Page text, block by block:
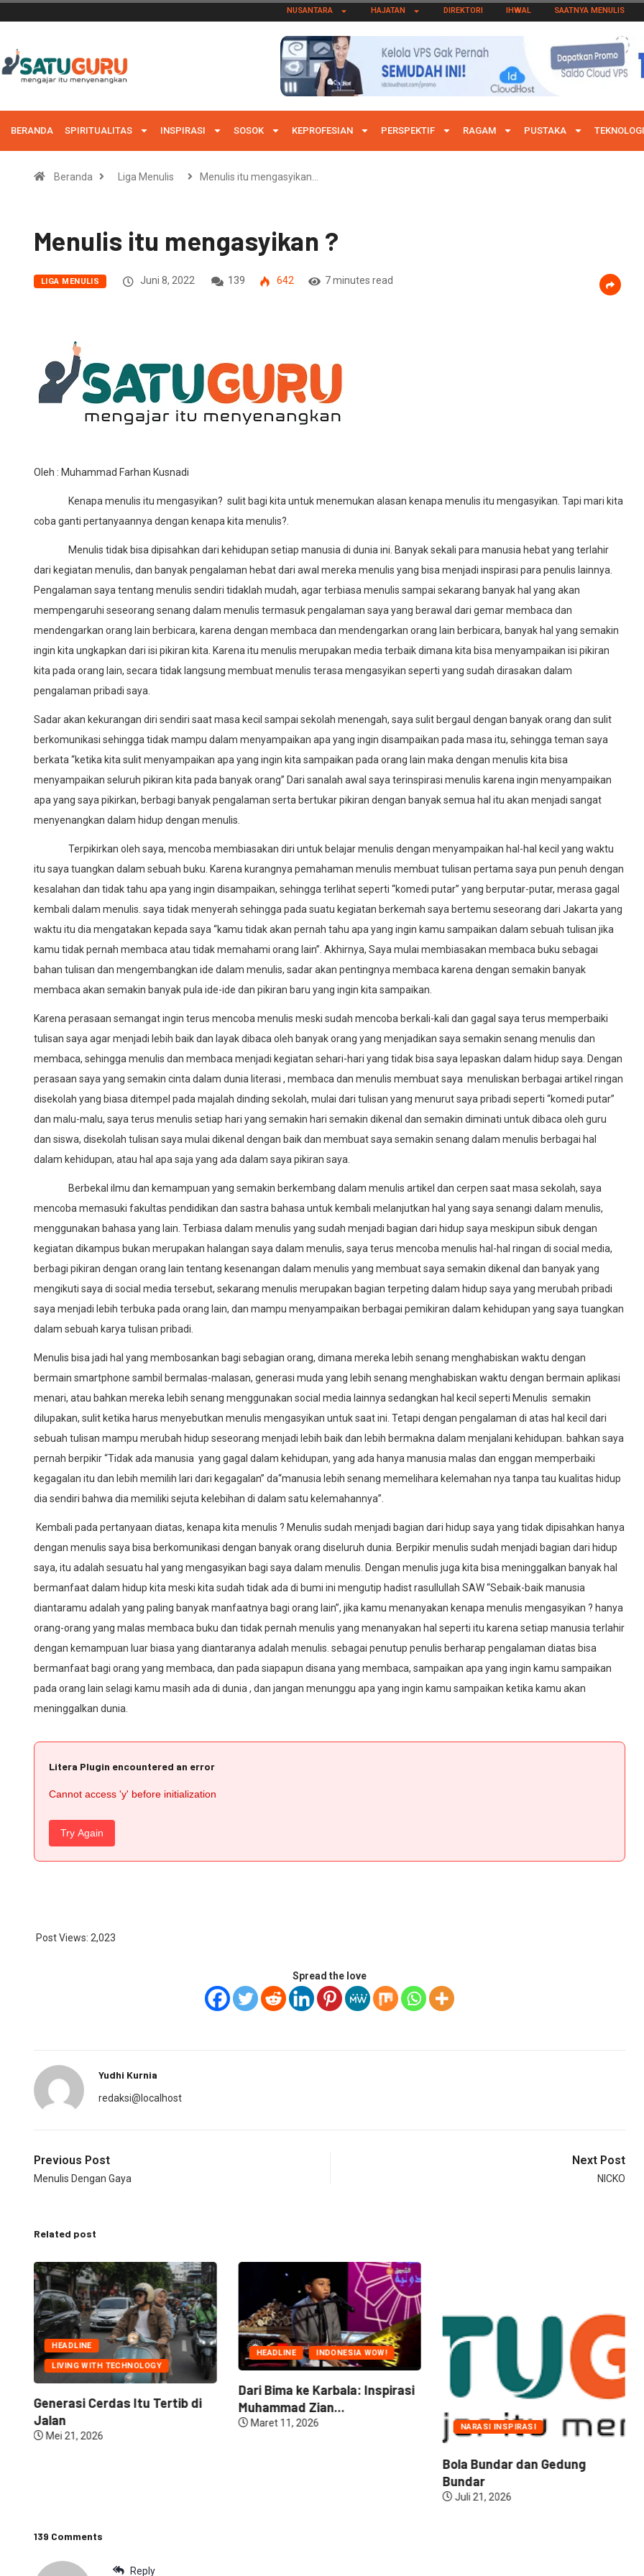
NUSANTARA HAJATAN DIREKTORI IHWAL SAATNYA MENULIS
BERANDA SPIRITUALITAS INSPIRASI SOSOK KEPROFESIAN PERSPEKTIF RAGAM PUSTAKA TEKNOLOGI
Beranda Liga Menulis Menulis itu mengasyikan…
Menulis itu mengasyikan ?
LIGA MENULIS Juni 8, 2022 139 642 7 minutes read
Oleh : Muhammad Farhan Kusnadi
Kenapa menulis itu mengasyikan? sulit bagi kita untuk menemukan alasan kenapa menulis itu mengasyikan. Tapi mari kita
coba ganti pertanyaannya dengan kenapa kita menulis?.
Menulis tidak bisa dipisahkan dari kehidupan setiap manusia di dunia ini. Banyak sekali para manusia hebat yang terlahir
dari kegiatan menulis, dan banyak pengalaman hebat dari awal mereka menulis yang bisa menjadi inspirasi para penulis lainnya.
Pengalaman saya tentang menulis sendiri tidaklah mudah, agar terbiasa menulis sampai sekarang banyak hal yang akan
mempengaruhi seseorang senang dalam menulis termasuk pengalaman saya yang berawal dari gemar membaca dan
mendengarkan orang lain berbicara, karena dengan membaca dan mendengarkan orang lain berbicara, banyak hal yang semakin
ingin kita ungkapkan dari isi pikiran kita. Karena itu menulis merupakan media terbaik dimana kita bisa menyampaikan isi pikiran
kita pada orang lain, secara tidak langsung membuat menulis terasa mengasyikan seperti yang sudah dirasakan dalam
pengalaman pribadi saya.
Sadar akan kekurangan diri sendiri saat masa kecil sampai sekolah menengah, saya sulit bergaul dengan banyak orang dan sulit
berkomunikasi sehingga tidak mampu dalam menyampaikan apa yang ingin disampaikan pada masa itu, sehingga teman saya
berkata “ketika kita sulit menyampaikan apa yang ingin kita sampaikan pada orang lain maka dengan menulis kita bisa
menyampaikan seluruh pikiran kita pada banyak orang” Dari sanalah awal saya terinspirasi menulis karena ingin menyampaikan
apa yang saya pikirkan, berbagi banyak pengalaman serta bertukar pikiran dengan banyak semua hal itu akan menjadi sangat
menyenangkan dalam hidup dengan menulis.
Terpikirkan oleh saya, mencoba membiasakan diri untuk belajar menulis dengan menyampaikan hal-hal kecil yang waktu
itu saya tuangkan dalam sebuah buku. Karena kurangnya pemahaman menulis membuat tulisan pertama saya pun penuh dengan
kesalahan dan tidak tahu apa yang ingin disampaikan, sehingga terlihat seperti “komedi putar” yang berputar-putar, merasa gagal
kembali dalam menulis. saya tidak menyerah sehingga pada suatu kegiatan berkemah saya bertemu seseorang dari Jakarta yang
waktu itu dia mengatakan kepada saya “kamu tidak akan pernah tahu apa yang ingin kamu sampaikan dalam sebuah tulisan jika
kamu tidak pernah membaca atau tidak memahami orang lain”. Akhirnya, Saya mulai membiasakan membaca buku sebagai
bahan tulisan dan mengembangkan ide dalam menulis, sadar akan pentingnya membaca karena dengan semakin banyak
membaca akan semakin banyak pula ide-ide dan pikiran baru yang ingin kita sampaikan.
Karena perasaan semangat ingin terus mencoba menulis meski sudah mencoba berkali-kali dan gagal saya terus memperbaiki
tulisan saya agar menjadi lebih baik dan layak dibaca oleh banyak orang yang menjadikan saya semakin senang menulis dan
membaca, sehingga menulis dan membaca menjadi kegiatan sehari-hari yang tidak bisa saya lepaskan dalam hidup saya. Dengan
perasaan saya yang semakin cinta dalam dunia literasi , membaca dan menulis membuat saya menuliskan berbagai artikel ringan
disekolah yang biasa ditempel pada majalah dinding sekolah, mulai dari tulisan yang menurut saya pribadi seperti “komedi putar”
dan malu-malu, saya terus menulis setiap hari yang semakin hari semakin dikenal dan semakin diminati untuk dibaca oleh guru
dan siswa, disekolah tulisan saya mulai dikenal dengan baik dan membuat saya semakin senang dalam menulis berbagai hal
dalam kehidupan, atau hal apa saja yang ada dalam saya pikiran saya.
Berbekal ilmu dan kemampuan yang semakin berkembang dalam menulis artikel dan cerpen saat masa sekolah, saya
mencoba memasuki fakultas pendidikan dan sastra bahasa untuk kembali melanjutkan hal yang saya senangi dalam menulis,
menggunakan bahasa yang lain. Terbiasa dalam menulis yang sudah menjadi bagian dari hidup saya meskipun sibuk dengan
kegiatan dikampus bukan merupakan halangan saya dalam menulis, saya terus mencoba menulis hal-hal ringan di social media,
berbagi pikiran dengan orang lain tentang kesenangan dalam menulis yang membuat saya semakin dikenal dan banyak yang
mengikuti saya di social media tersebut, sekarang menulis merupakan bagian terpeting dalam hidup saya yang merubah pribadi
saya menjadi lebih terbuka pada orang lain, dan mampu menyampaikan berbagai pemikiran dalam kehidupan yang saya tuangkan
dalam sebuah karya tulisan pribadi.
Menulis bisa jadi hal yang membosankan bagi sebagian orang, dimana mereka lebih senang menghabiskan waktu dengan
bermain smartphone sambil bermalas-malasan, generasi muda yang lebih senang menghabiskan waktu dengan bermain aplikasi
menari, atau bahkan mereka lebih senang menggunakan social media lainnya sedangkan hal kecil seperti Menulis semakin
dilupakan, sulit ketika harus menyebutkan menulis mengasyikan untuk saat ini. Tetapi dengan pengalaman di atas hal kecil dari
sebuah tulisan mampu merubah hidup seseorang menjadi lebih baik dan lebih bermakna dalam menjalani kehidupan. bahkan saya
pernah berpikir “Tidak ada manusia yang gagal dalam kehidupan, yang ada hanya manusia malas dan enggan memperbaiki
kegagalan itu dan lebih memilih lari dari kegagalan” da“manusia lebih senang memelihara kelemahan nya tanpa tau kualitas hidup
dia sendiri bahwa dia memiliki sejuta kelebihan di dalam satu kelemahannya”.
Kembali pada pertanyaan diatas, kenapa kita menulis ? Menulis sudah menjadi bagian dari hidup saya yang tidak dipisahkan hanya
dengan menulis saya bisa berkomunikasi dengan banyak orang diseluruh dunia. Berpikir menulis sudah menjadi bagian dari hidup
saya, itu adalah sesuatu hal yang mengasyikan bagi saya dalam menulis. Dengan menulis juga kita bisa meninggalkan banyak hal
bermanfaat dalam hidup kita meski kita sudah tidak ada di bumi ini mengutip hadist rasullullah SAW “Sebaik-baik manusia
diantaramu adalah yang paling banyak manfaatnya bagi orang lain”, jika kamu menanyakan kenapa menulis mengasyikan ? hanya
orang-orang yang malas membaca buku dan tidak pernah menulis yang menanyakan hal seperti itu karena setiap manusia terlahir
dengan kemampuan luar biasa yang diantaranya adalah menulis. sebagai penutup penulis berharap pengalaman diatas bisa
bermanfaat bagi orang yang membaca, dan pada siapapun disana yang membaca, sampaikan apa yang ingin kamu sampaikan
pada orang lain selagi kamu masih ada di dunia , dan jangan menunggu apa yang ingin kamu sampaikan ketika kamu akan
meninggalkan dunia.
Litera Plugin encountered an error
Cannot access 'y' before initialization
Try Again
Post Views: 2,023
Spread the love
Yudhi Kurnia
redaksi@localhost
Previous Post
Menulis Dengan Gaya
Next Post
NICKO
Related post
HEADLINE
LIVING WITH TECHNOLOGY
Generasi Cerdas Itu Tertib di
Jalan
Mei 21, 2026
HEADLINE INDONESIA WOW!
Dari Bima ke Karbala: Inspirasi
Muhammad Zian...
Maret 11, 2026 NARASI INSPIRASI
Bola Bundar dan Gedung
Bundar
Juli 21, 2026
139 Comments
Reply